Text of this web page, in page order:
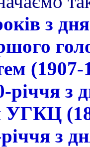
з
(1907-
річчя з
УГКЦ
з